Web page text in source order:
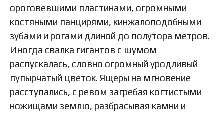
ороговевшими пластинами, огромными
костяными панцирями, кинжалоподобными
зубами и рогами длиной до полутора метров.
Иногда свалка гигантов с шумом
распускалась, словно огромный уродливый
пупырчатый цветок. Ящеры на мгновение
расступались, с ревом загребая когтистыми
ножищами землю, разбрасывая камни и